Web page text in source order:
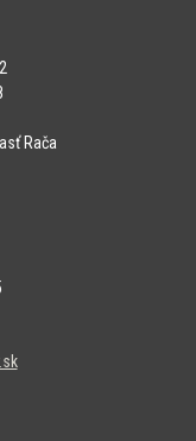
Rača